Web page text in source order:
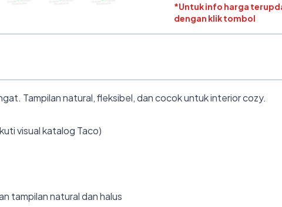
*Untuk info harga
dengan klik tombol
Tampilan natural, fleksibel, dan cocok untuk interior cozy.
visual katalog Taco)
tampilan natural dan halus